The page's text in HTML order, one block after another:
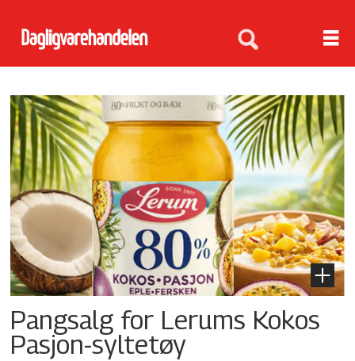
Tag:
innovasjon
Pangsalg for Lerums Kokos
Pasjon-syltetøy